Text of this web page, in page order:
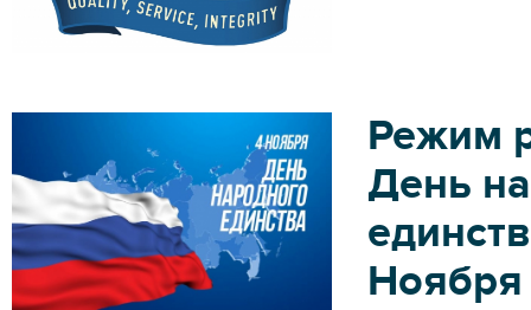
Режим
День
Ноября